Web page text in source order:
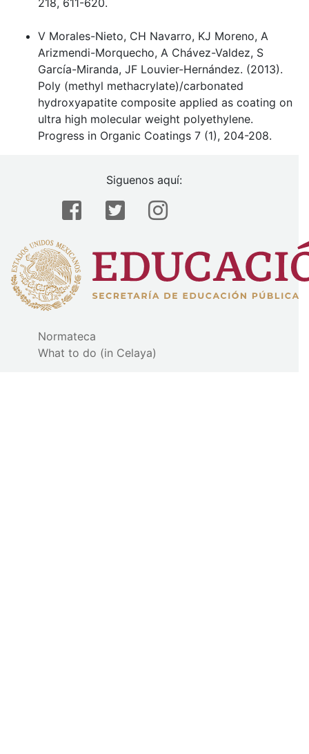
218, 611-620.
V Morales-Nieto, CH Navarro, KJ Moreno, A
Arizmendi-Morquecho, A Chávez-Valdez, S
García-Miranda, JF Louvier-Hernández. (2013).
Poly (methyl methacrylate)/carbonated
hydroxyapatite composite applied as coating on
ultra high molecular weight polyethylene.
Progress in Organic Coatings 7 (1), 204-208.
Siguenos aquí:
Normateca
What to do (in Celaya)